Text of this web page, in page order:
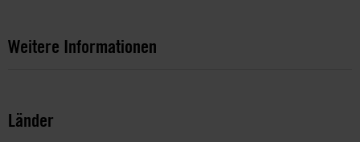
Weitere Informationen
Länder